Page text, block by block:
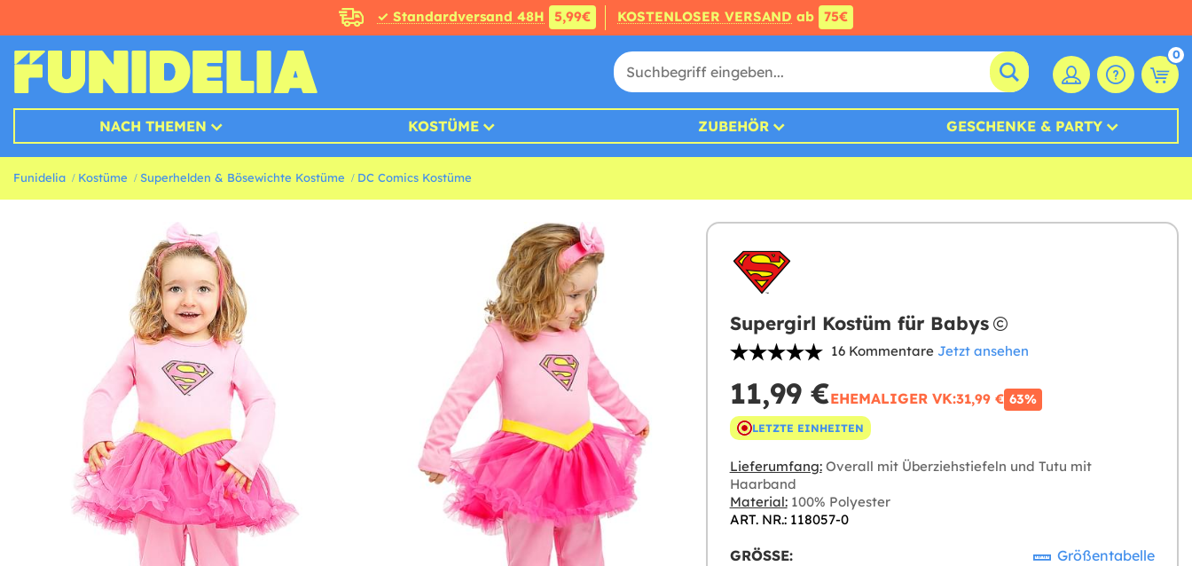
✓ Standardversand 48H 5,99€ KOSTENLOSER VERSAND ab 75€
0
NACH THEMEN KOSTÜME ZUBEHÖR GESCHENKE & PARTY
Funidelia Kostüme Superhelden & Bösewichte Kostüme DC Comics Kostüme
Supergirl Kostüm für Babys
16 Kommentare Jetzt ansehen
11,99 €EHEMALIGER VK:31,99 € 63%
LETZTE EINHEITEN
Lieferumfang:Overall mit Überziehstiefeln und Tutu mit
Haarband
Material:100% Polyester
ART. NR.: 118057-0
GRÖSSE: Größentabelle